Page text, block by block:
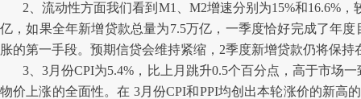
2 、流动性方面我们看到M1、M2增速分别为15%和16.6%
亿，如果全年新增贷款总量为7.5万亿，一季度恰好完成了年
胀的第一手段。预期信贷会维持紧缩，2季度新增贷款仍将保
3 、3月份CPI为5.4%，比上月跳升0.5个百分点，高于市场
物价上涨的全面性。在 3月份CPI和PPI均创出本轮涨价的新